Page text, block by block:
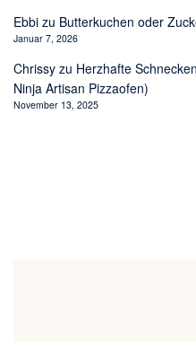
Ebbi zu Butterkuchen oder
Januar 7, 2026
Chrissy zu Herzhafte
Ninja Artisan Pizzaofen)
November 13, 2025